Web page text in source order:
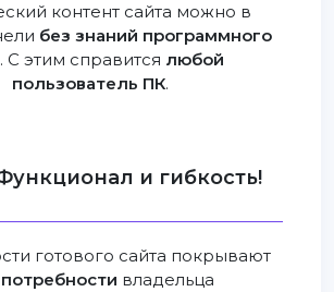
контент сайта можно в
без знаний программного
. С этим справится любой
пользователь ПК.
и гибкость!
готового сайта покрывают
владельца